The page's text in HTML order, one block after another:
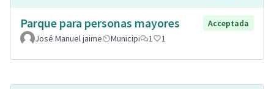
Parque para personas mayores
Acceptada
José Manuel jaime
Municipi 1 1